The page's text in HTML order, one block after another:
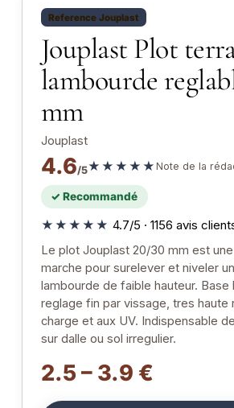
Reference Jouplast
Jouplast Plot
lambourde
mm
Jouplast
4.6/5★★★★★ Note de la
✓ Recommandé
★★★★★ 4.7/5 · 1156 avis
Le plot Jouplast 20/30 mm est
marche pour surelever et niveler
lambourde de faible hauteur. Base
reglage fin par vissage, tres haute
charge et aux UV. Indispensable
sur dalle ou sol irregulier.
2.5 – 3.9 €